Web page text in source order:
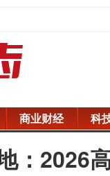
商业财经 科
：2026